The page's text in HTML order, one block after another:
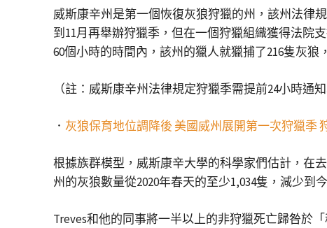
威斯康辛州是第一個恢復灰狼狩獵的州，該州法律
到11月再舉辦狩獵季，但在一個狩獵組織獲得法院
60個小時的時間內，該州的獵人就獵捕了216隻灰
（註：威斯康辛州法律規定狩獵季需提前24小時通
． 灰狼保育地位調降後 美國威州展開第一次狩獵季
根據族群模型，威斯康辛大學的科學家們估計，在
州的灰狼數量從2020年春天的至少1,034隻，減少
Treves和他的同事將一半以上的非狩獵死亡歸咎於